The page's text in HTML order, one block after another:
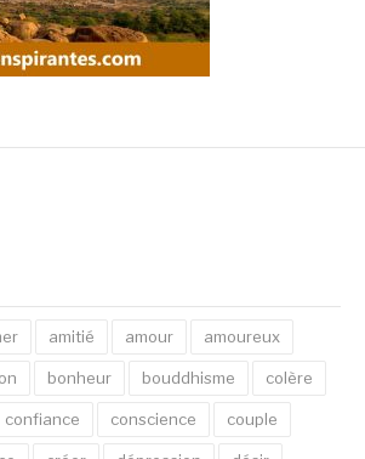
amitié amour amoureux
bonheur bouddhisme colère
confiance conscience couple